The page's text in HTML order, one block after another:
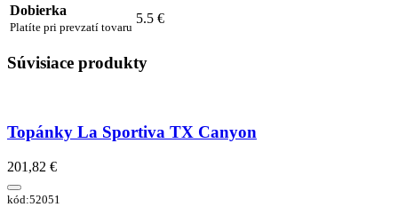
Dobierka
Platíte pri prevzatí tovaru
5.5 €
Súvisiace produkty
Topánky La Sportiva TX Canyon
201,82 €
kód:52051